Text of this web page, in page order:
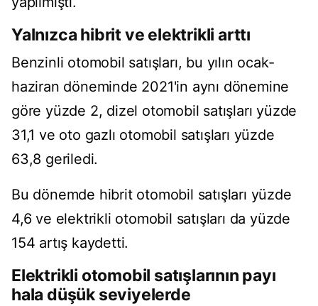
Yalnızca hibrit ve elektrikli arttı
Benzinli otomobil satışları, bu yılın ocak-
haziran döneminde 2021'in aynı dönemine
göre yüzde 2, dizel otomobil satışları yüzde
31,1 ve oto gazlı otomobil satışları yüzde
63,8 geriledi.
Bu dönemde hibrit otomobil satışları yüzde
4,6 ve elektrikli otomobil satışları da yüzde
154 artış kaydetti.
Elektrikli otomobil satışlarının payı
hala düşük seviyelerde